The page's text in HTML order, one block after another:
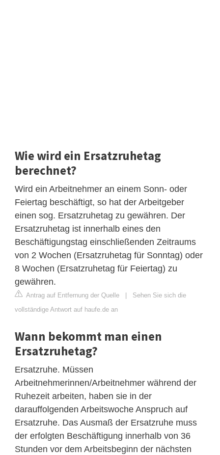
Wie wird ein Ersatzruhetag
berechnet?
Wird ein Arbeitnehmer an einem Sonn- oder
Feiertag beschäftigt, so hat der Arbeitgeber
einen sog. Ersatzruhetag zu gewähren. Der
Ersatzruhetag ist innerhalb eines den
Beschäftigungstag einschließenden Zeitraums
von 2 Wochen (Ersatzruhetag für Sonntag) oder
8 Wochen (Ersatzruhetag für Feiertag) zu
gewähren.
Antrag auf Entfernung der Quelle
Sehen Sie sich die
vollständige Antwort auf haufe.de an
Wann bekommt man einen
Ersatzruhetag?
Ersatzruhe. Müssen
Arbeitnehmerinnen/Arbeitnehmer während der
Ruhezeit arbeiten, haben sie in der
darauffolgenden Arbeitswoche Anspruch auf
Ersatzruhe. Das Ausmaß der Ersatzruhe muss
der erfolgten Beschäftigung innerhalb von 36
Stunden vor dem Arbeitsbeginn der nächsten